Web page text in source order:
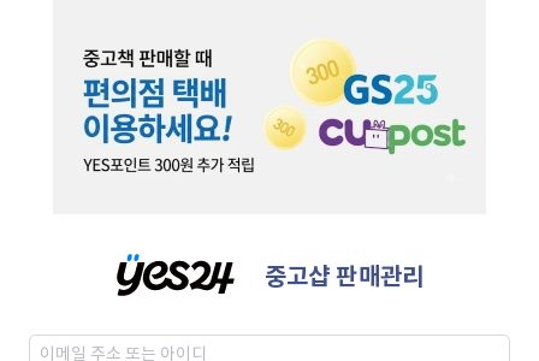
중고샵 판매관리